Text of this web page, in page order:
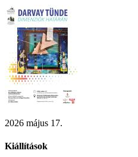
2026 május 17.
Kiállítások